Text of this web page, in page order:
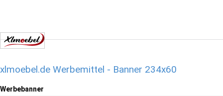
xlmoebel.de Werbemittel - Banner 234x60
Werbebanner